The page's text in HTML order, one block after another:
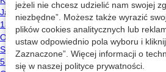
prosty listboxwC/C++
0 532
surex 2007-03-05 18:53
jeżeli nie chcesz udzielić nam swojej
niezbędne”. Możesz także wyrazić
plików cookies analitycznych lub
ustaw odpowiednio pola wyboru i
Zaznaczone”. Więcej informacji o
się w naszej polityce prywatności.